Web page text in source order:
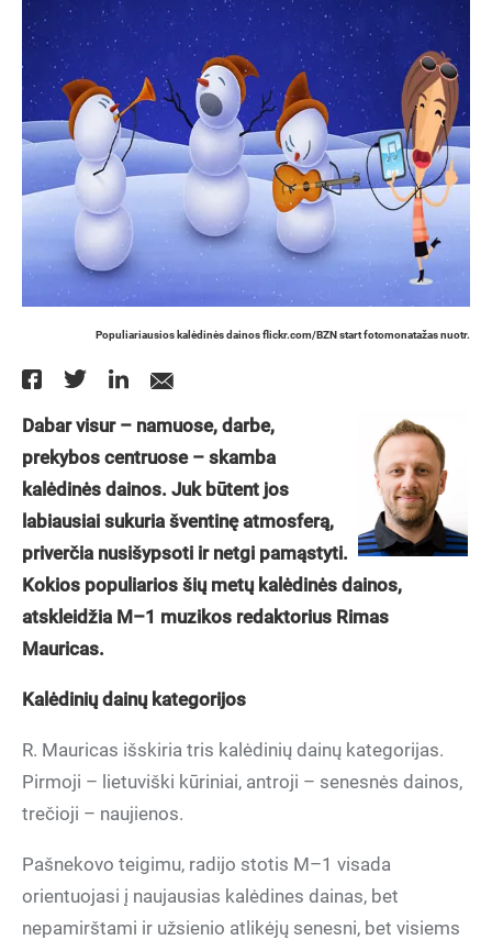
Populiariausios kalėdinės dainos flickr.com/BZN start fotomonatažas nuotr.
Dabar visur – namuose, darbe,
prekybos centruose – skamba
kalėdinės dainos. Juk būtent jos
labiausiai sukuria šventinę atmosferą,
priverčia nusišypsoti ir netgi pamąstyti.
Kokios populiarios šių metų kalėdinės dainos,
atskleidžia M–1 muzikos redaktorius Rimas
Mauricas.
Kalėdinių dainų kategorijos
R. Mauricas išskiria tris kalėdinių dainų kategorijas.
Pirmoji – lietuviški kūriniai, antroji – senesnės dainos,
trečioji – naujienos.
Pašnekovo teigimu, radijo stotis M–1 visada
orientuojasi į naujausias kalėdines dainas, bet
nepamirštami ir užsienio atlikėjų senesni, bet visiems